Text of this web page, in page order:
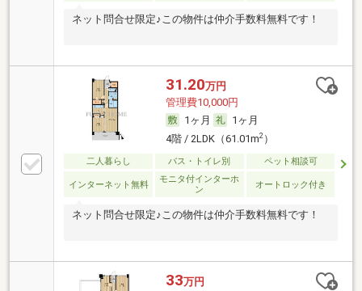
ネット問合せ限定♪この物件は仲介手数料無料です！
31.20万円
管理費10,000円
1ヶ月
1ヶ月
4階 / 2LDK（61.01m2）
二人暮らし バス・トイレ別 ペット相談可
インターネット無料
モニタ付インターホ
ン
オートロック付き
ネット問合せ限定♪この物件は仲介手数料無料です！
33万円